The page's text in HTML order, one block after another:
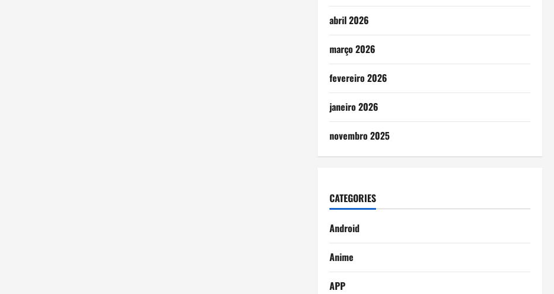
abril 2026
março 2026
fevereiro 2026
janeiro 2026
novembro 2025
CATEGORIES
Android
Anime
APP